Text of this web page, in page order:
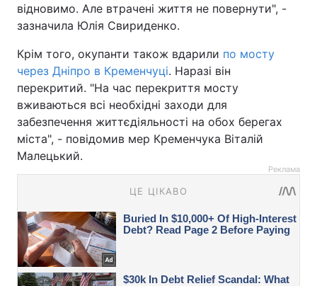
відновимо. Але втрачені життя не повернути", -
зазначила Юлія Свириденко.
Крім того, окупанти також вдарили по мосту
через Дніпро в Кременчуці. Наразі він
перекритий. "На час перекриття мосту
вживаються всі необхідні заходи для
забезпечення життєдіяльності на обох берегах
міста", - повідомив мер Кременчука Віталій
Малецький.
Реклама